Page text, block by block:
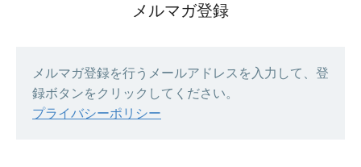
メルマガ登録
メルマガ登録を行うメールアドレスを入力して、登
録ボタンをクリックしてください。
プライバシーポリシー